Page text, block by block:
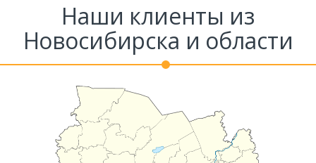
Наши клиенты из
Новосибирска и области